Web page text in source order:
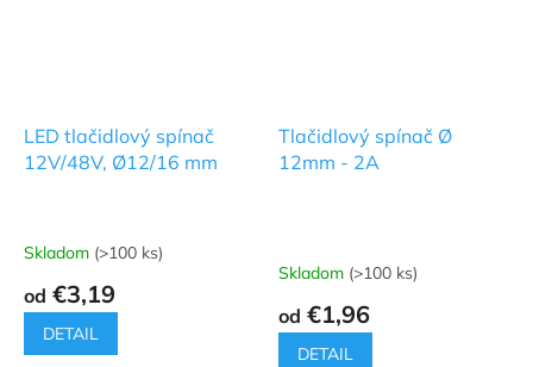
LED tlačidlový spínač
12V/48V, Ø12/16 mm
Priemerné
produktu
5,0
Skladom (>100 ks)
od €3,19
DETAIL
Tlačidlový spínač Ø
12mm - 2A
Skladom (>100 ks)
od €1,96
DETAIL